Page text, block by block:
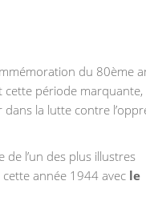
du 80ème
cette période marquante,
la lutte contre
l’un des plus illustres
année 1944 avec le